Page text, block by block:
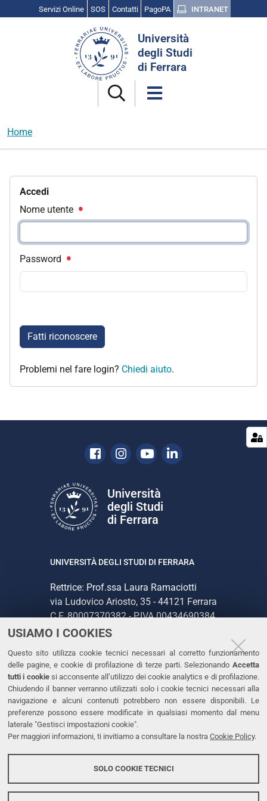
USIAMO I COOKIES
Questo sito utilizza cookie tecnici necessari al corretto funzionamento
delle pagine, e cookie di profilazione di terze parti. Selezionando Accetta
tutti i cookiesi acconsente all’utilizzo dei cookie analytics e di profilazione.
Chiudendo il banner verranno utilizzati solo i cookie tecnici necessari alla
navigazione e alcuni contenuti potrebbero non essere disponibili. Le
preferenze possono essere modificate in qualsiasi momento dal menu
laterale "Gestisci impostazioni cookie".
Per maggiori informazioni, ti invitiamo a consultare la nostra Cookie Policy.
SOLO COOKIE TECNICI
Servizi Online SOS Contatti PagoPA INTRANET
Università
degli Studi
di Ferrara
Home
Accedi
Nome utente
Password
Fatti riconoscere
Problemi nel fare login? Chiedi aiuto.
Facebook
Instagram
YoutubeLinkedin
Università
degli Studi
di Ferrara
UNIVERSITÀ DEGLI STUDI DI FERRARA
Rettrice: Prof.ssa Laura Ramaciotti
via Ludovico Ariosto, 35 - 44121 Ferrara
C.F. 80007370382 - P.IVA 00434690384
CONTATTI
Tel. +39 0532 293111
Fax. +39 0532 293031
PEC
LINKS
Accessibilità
Protezione dati personali